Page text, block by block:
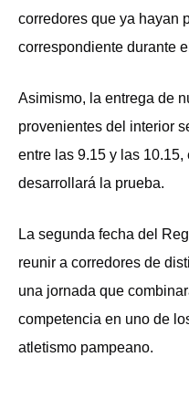
corredores que ya hayan
correspondiente durante
Asimismo, la entrega de
provenientes del interior
entre las 9.15 y las
desarrollará la prueba.
La segunda fecha del
reunir a corredores de
una jornada que
competencia en uno de
atletismo pampeano.